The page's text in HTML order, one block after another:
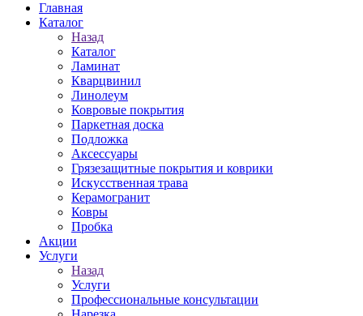
Главная
Каталог
Назад
Каталог
Ламинат
Кварцвинил
Линолеум
Ковровые покрытия
Паркетная доска
Подложка
Аксессуары
Грязезащитные покрытия и коврики
Искусственная трава
Керамогранит
Ковры
Пробка
Акции
Услуги
Назад
Услуги
Профессиональные консультации